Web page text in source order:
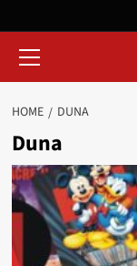
HOME DUNA
Duna